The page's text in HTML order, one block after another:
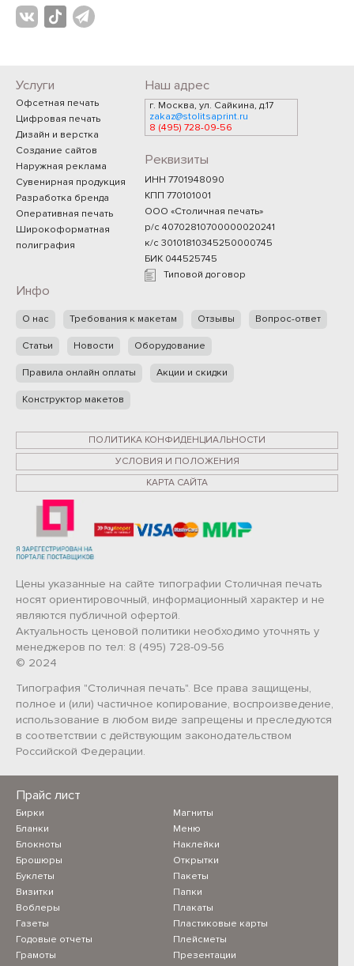
Прайс лист
Бирки
Бланки
Блокноты
Брошюры
Буклеты
Визитки
Воблеры
Газеты
Годовые отчеты
Грамоты
Магниты
Меню
Наклейки
Открытки
Пакеты
Папки
Плакаты
Пластиковые карты
Плейсметы
Презентации
Услуги
Офсетная печать
Цифровая печать
Дизайн и верстка
Создание сайтов
Наружная реклама
Сувенирная продукция
Разработка бренда
Оперативная печать
Широкоформатная
полиграфия
Наш адрес
г. Москва, ул. Сайкина, д.17
zakaz@stolitsaprint.ru
8 (495) 728-09-56
Реквизиты
ИНН 7701948090
КПП 770101001
ООО «Столичная печать»
р/с 40702810700000020241
к/с 30101810345250000745
БИК 044525745
Типовой договор
Инфо
О нас Требования к макетам Отзывы Вопрос-ответ
Статьи Новости Оборудование
Правила онлайн оплаты Акции и скидки
Конструктор макетов
ПОЛИТИКА КОНФИДЕНЦИАЛЬНОСТИ
УСЛОВИЯ И ПОЛОЖЕНИЯ
КАРТА САЙТА
Цены указанные на сайте типографии Столичная печать
носят ориентировочный, информационный характер и не
являются публичной офертой.
Актуальность ценовой политики необходимо уточнять у
менеджеров по тел: 8 (495) 728-09-56
© 2024
Типография "Столичная печать". Все права защищены,
полное и (или) частичное копирование, воспроизведение,
использование в любом виде запрещены и преследуются
в соответствии с действующим законодательством
Российской Федерации.